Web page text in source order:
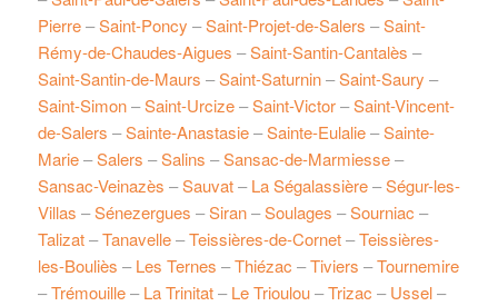
Pierre–Saint-Poncy –Saint-Projet-de-Salers –Saint-
Rémy-de-Chaudes-Aigues –Saint-Santin-Cantalès –
Saint-Santin-de-Maurs –Saint-Saturnin–Saint-Saury –
Saint-Simon–Saint-Urcize–Saint-Victor–Saint-Vincent-
de-Salers –Sainte-Anastasie–Sainte-Eulalie–Sainte-
Marie–Salers –Salins –Sansac-de-Marmiesse–
Sansac-Veinazès –Sauvat–La Ségalassière–Ségur-les-
Villas –Sénezergues –Siran–Soulages –Sourniac –
Talizat–Tanavelle–Teissières-de-Cornet–Teissières-
les-Bouliès –Les Ternes –Thiézac –Tiviers –Tournemire
–Trémouille–La Trinitat–Le Trioulou–Trizac –Ussel–